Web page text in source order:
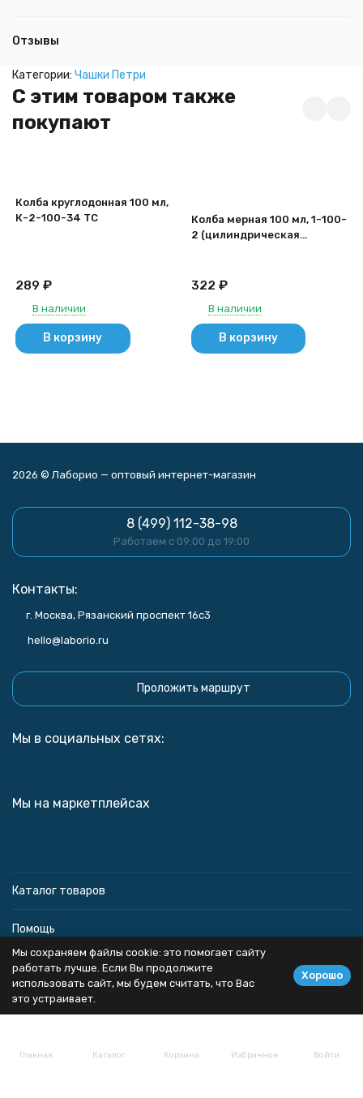
Отзывы
Категории: Чашки Петри
C этим товаром также
покупают
Колба круглодонная 100 мл,
К-2-100-34 ТС
289 ₽
В наличии
В корзину
Колба мерная 100 мл, 1-100-
2 (цилиндрическая
322 ₽
В наличии
В корзину
Главная Каталог Корзина Избранное Войти
2026 © Лаборио — оптовый интернет-магазин
8 (499) 112-38-98
Работаем с 09:00 до 19:00
Контакты:
г. Москва, Рязанский проспект 16с3
hello@laborio.ru
Проложить маршрут
Мы в социальных сетях:
Мы на маркетплейсах
Каталог товаров
Помощь
Информация
Политика персональных данных
Мы сохраняем файлы cookie: это помогает сайту
работать лучше. Если Вы продолжите
использовать сайт, мы будем считать, что Вас
это устраивает.
Хорошо